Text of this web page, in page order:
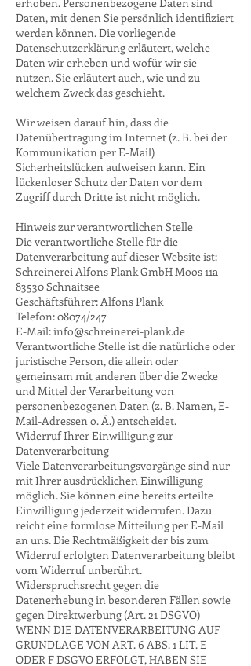
Daten, mit denen Sie persönlich identifiziert
werden können. Die vorliegende
Datenschutzerklärung erläutert, welche
Daten wir erheben und wofür wir sie
nutzen. Sie erläutert auch, wie und zu
welchem Zweck das geschieht.
Wir weisen darauf hin, dass die
Datenübertragung im Internet (z. B. bei der
Kommunikation per E-Mail)
Sicherheitslücken aufweisen kann. Ein
lückenloser Schutz der Daten vor dem
Zugriff durch Dritte ist nicht möglich.
Hinweis zur verantwortlichen Stelle
Die verantwortliche Stelle für die
Datenverarbeitung auf dieser Website ist:
Schreinerei Alfons Plank GmbH Moos 11a
83530 Schnaitsee
Geschäftsführer: Alfons Plank
Telefon: 08074/247
E-Mail: info@schreinerei-plank.de
Verantwortliche Stelle ist die natürliche oder
juristische Person, die allein oder
gemeinsam mit anderen über die Zwecke
und Mittel der Verarbeitung von
personenbezogenen Daten (z. B. Namen, E-
Mail-Adressen o. Ä.) entscheidet.
Widerruf Ihrer Einwilligung zur
Datenverarbeitung
Viele Datenverarbeitungsvorgänge sind nur
mit Ihrer ausdrücklichen Einwilligung
möglich. Sie können eine bereits erteilte
Einwilligung jederzeit widerrufen. Dazu
reicht eine formlose Mitteilung per E-Mail
an uns. Die Rechtmäßigkeit der bis zum
Widerruf erfolgten Datenverarbeitung bleibt
vom Widerruf unberührt.
Widerspruchsrecht gegen die
Datenerhebung in besonderen Fällen sowie
gegen Direktwerbung (Art. 21 DSGVO)
WENN DIE DATENVERARBEITUNG AUF
GRUNDLAGE VON ART. 6 ABS. 1 LIT. E
ODER F DSGVO ERFOLGT, HABEN SIE